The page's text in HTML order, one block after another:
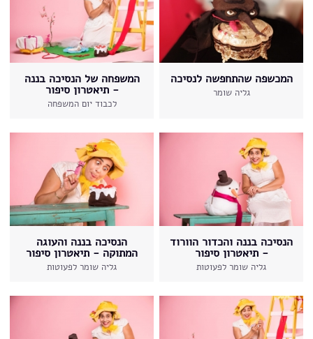
המכשפה שהתחפשה לנסיכה
גליה שומר
המשפחה של הנסיכה בננה
- תיאטרון סיפור
לכבוד יום המשפחה
הנסיכה בננה והכדור הוורוד
- תיאטרון סיפור
גליה שומר לפעוטות
הנסיכה בננה והעוגה
המתוקה - תיאטרון סיפור
גליה שומר לפעוטות